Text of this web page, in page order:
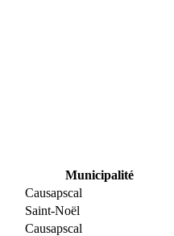
Municipalité
Causapscal
Saint-Noël
Causapscal